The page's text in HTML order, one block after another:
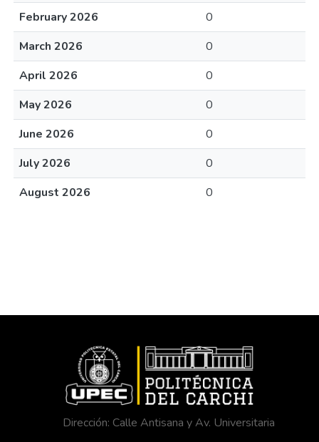
February 2026
0
March 2026
0
April 2026
0
May 2026
0
June 2026
0
July 2026
0
August 2026
0
Dirección: Calle Antisana y Av. Universitaria